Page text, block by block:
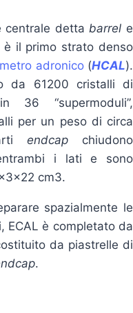
centrale dettabarrel e
è il primo strato denso
adronico(HCAL).
da 61200 cristalli di
36 “supermoduli”,
per un peso di circa
endcap chiudono
i lati e sono
cm3.
spazialmente le
ECAL è completato da
da piastrelle di
.